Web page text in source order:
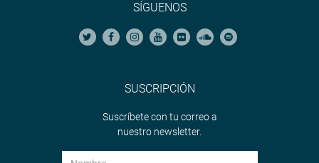
SÍGUENOS
SUSCRIPCIÓN
Suscríbete con tu correo a
nuestro newsletter.